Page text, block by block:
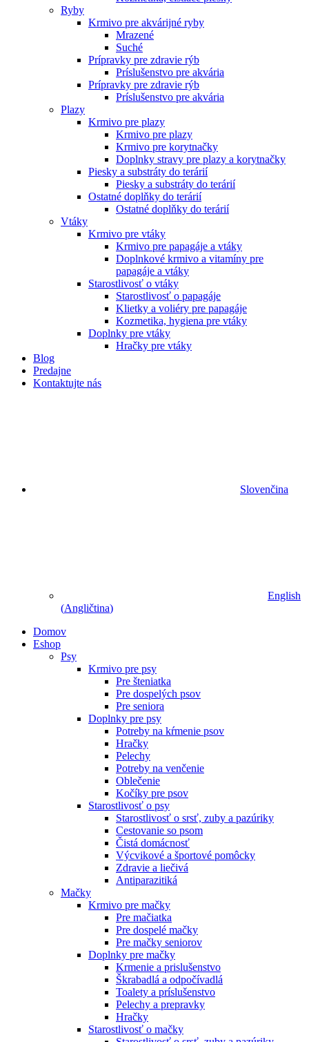
Ryby
Krmivo pre akvárijné ryby
Mrazené
Suché
Prípravky pre zdravie rýb
Príslušenstvo pre akvária
Prípravky pre zdravie rýb
Príslušenstvo pre akvária
Plazy
Krmivo pre plazy
Krmivo pre plazy
Krmivo pre korytnačky
Doplnky stravy pre plazy a korytnačky
Piesky a substráty do terárií
Piesky a substráty do terárií
Ostatné doplňky do terárií
Ostatné doplňky do terárií
Vtáky
Krmivo pre vtáky
Krmivo pre papagáje a vtáky
Doplnkové krmivo a vitamíny pre
papagáje a vtáky
Starostlivosť o vtáky
Starostlivosť o papagáje
Klietky a voliéry pre papagáje
Kozmetika, hygiena pre vtáky
Doplnky pre vtáky
Hračky pre vtáky
Blog
Predajne
Kontaktujte nás
Slovenčina
English
(Angličtina)
Domov
Eshop
Psy
Krmivo pre psy
Pre šteniatka
Pre dospelých psov
Pre seniora
Doplnky pre psy
Potreby na kŕmenie psov
Hračky
Pelechy
Potreby na venčenie
Oblečenie
Kočíky pre psov
Starostlivosť o psy
Starostlivosť o srsť, zuby a pazúriky
Cestovanie so psom
Čistá domácnosť
Výcvikové a športové pomôcky
Zdravie a liečivá
Antiparazitiká
Mačky
Krmivo pre mačky
Pre mačiatka
Pre dospelé mačky
Pre mačky seniorov
Doplnky pre mačky
Krmenie a prislušenstvo
Škrabadlá a odpočívadlá
Toalety а príslušenstvo
Pelechy a prepravky
Hračky
Starostlivosť o mačky